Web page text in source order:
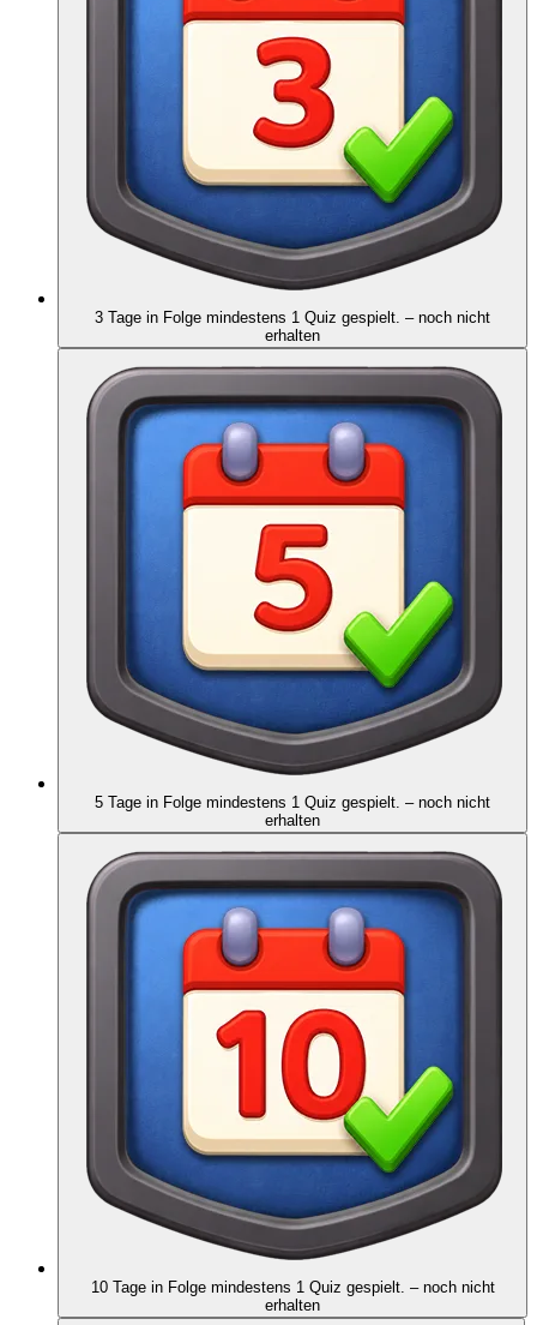
3 Tage in Folge mindestens 1 Quiz gespielt. – noch nicht
erhalten
5 Tage in Folge mindestens 1 Quiz gespielt. – noch nicht
erhalten
10 Tage in Folge mindestens 1 Quiz gespielt. – noch nicht
erhalten